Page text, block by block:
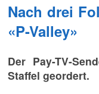
Nach drei
«P-Valley»
Der Pay-TV-
Staffel geordert.